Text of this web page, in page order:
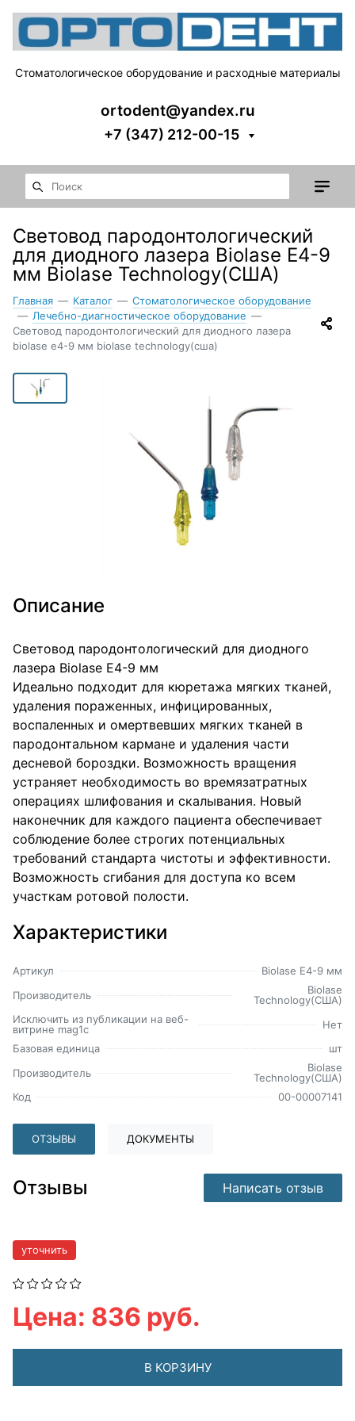
Стоматологическое оборудование и расходные материалы
ortodent@yandex.ru
+7 (347) 212-00-15
Световод пародонтологический
для диодного лазера Biolase E4-9
мм Biolase Technology(США)
Главная — Каталог — Стоматологическое оборудование
— Лечебно-диагностическое оборудование —
Световод пародонтологический для диодного лазера
biolase e4-9 мм biolase technology(сша)
Описание
Световод пародонтологический для диодного
лазера Biolase E4-9 мм
Идеально подходит для кюретажа мягких тканей,
удаления пораженных, инфицированных,
воспаленных и омертвевших мягких тканей в
пародонтальном кармане и удаления части
десневой бороздки. Возможность вращения
устраняет необходимость во времязатратных
операциях шлифования и скалывания. Новый
наконечник для каждого пациента обеспечивает
соблюдение более строгих потенциальных
требований стандарта чистоты и эффективности.
Возможность сгибания для доступа ко всем
участкам ротовой полости.
Характеристики
Артикул
Biolase E4-9 мм
Производитель
Biolase
Technology(США)
Исключить из публикации на веб-
витрине mag1c
Нет
Базовая единица
шт
Производитель
Biolase
Technology(США)
Код
00-00007141
ОТЗЫВЫ ДОКУМЕНТЫ
Отзывы Написать отзыв
уточнить
Цена: 836 руб.
В КОРЗИНУ